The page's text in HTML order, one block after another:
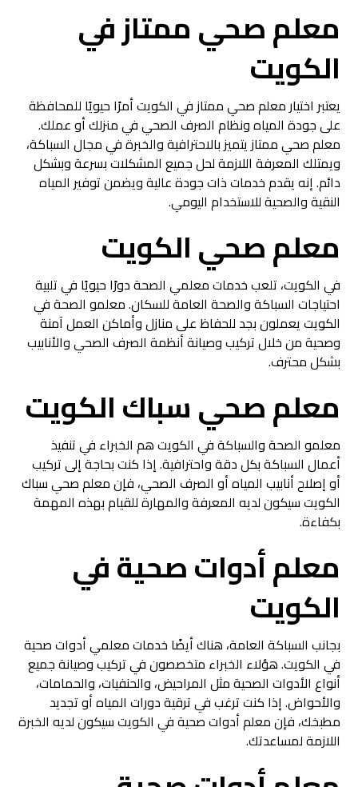
معلم صحي ممتاز في
الكويت
يعتبر اختيار معلم صحي ممتاز في الكويت أمرًا حيويًا للمحافظة
على جودة المياه ونظام الصرف الصحي في منزلك أو عملك.
معلم صحي ممتاز يتميز بالاحترافية والخبرة في مجال السباكة،
ويمتلك المعرفة اللازمة لحل جميع المشكلات بسرعة وبشكل
دائم. إنه يقدم خدمات ذات جودة عالية ويضمن توفير المياه
النقية والصحية للاستخدام اليومي.
معلم صحي الكويت
في الكويت، تلعب خدمات معلمي الصحة دورًا حيويًا في تلبية
احتياجات السباكة والصحة العامة للسكان. معلمو الصحة في
الكويت يعملون بجد للحفاظ على منازل وأماكن العمل آمنة
وصحية من خلال تركيب وصيانة أنظمة الصرف الصحي والأنابيب
بشكل محترف.
معلم صحي سباك الكويت
معلمو الصحة والسباكة في الكويت هم الخبراء في تنفيذ
أعمال السباكة بكل دقة واحترافية. إذا كنت بحاجة إلى تركيب
أو إصلاح أنابيب المياه أو الصرف الصحي، فإن معلم صحي سباك
الكويت سيكون لديه المعرفة والمهارة للقيام بهذه المهمة
بكفاءة.
معلم أدوات صحية في
الكويت
بجانب السباكة العامة، هناك أيضًا خدمات معلمي أدوات صحية
في الكويت. هؤلاء الخبراء متخصصون في تركيب وصيانة جميع
أنواع الأدوات الصحية مثل المراحيض، والحنفيات، والحمامات،
والأحواض. إذا كنت ترغب في ترقية دورات المياه أو تجديد
مطبخك، فإن معلم أدوات صحية في الكويت سيكون لديه الخبرة
اللازمة لمساعدتك.